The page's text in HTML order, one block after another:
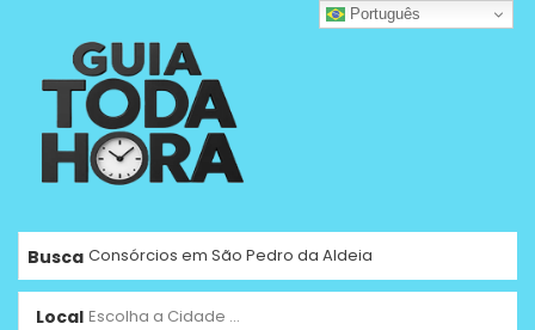
Busca
Local Escolha a Cidade ...
Português